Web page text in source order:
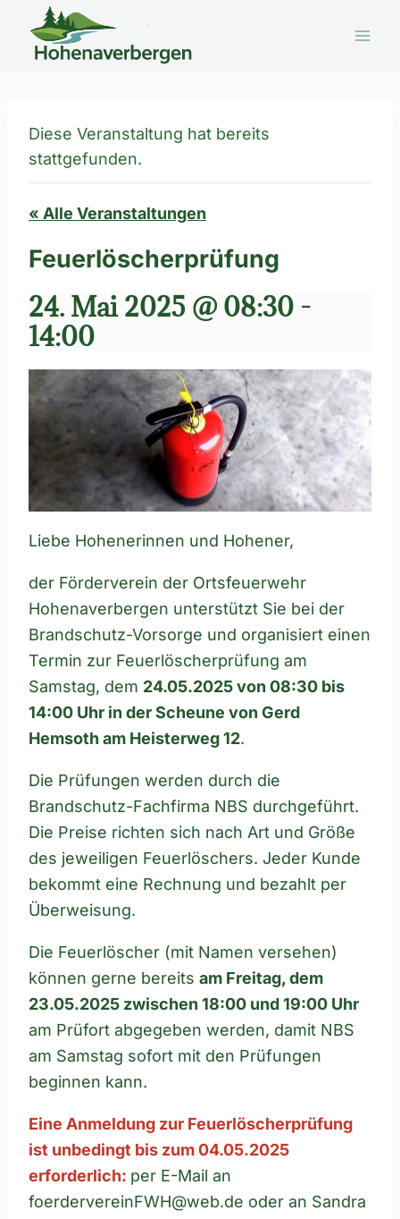
Inhalt
springen
Diese Veranstaltung hat bereits
stattgefunden.
« Alle Veranstaltungen
Feuerlöscherprüfung
24. Mai 2025 @ 08:30 -
14:00
Liebe Hohenerinnen und Hohener,
der Förderverein der Ortsfeuerwehr
Hohenaverbergen unterstützt Sie bei der
Brandschutz-Vorsorge und organisiert einen
Termin zur Feuerlöscherprüfung am
Samstag, dem 24.05.2025 von 08:30 bis
14:00 Uhr in der Scheune von Gerd
Hemsoth am Heisterweg 12.
Die Prüfungen werden durch die
Brandschutz-Fachfirma NBS durchgeführt.
Die Preise richten sich nach Art und Größe
des jeweiligen Feuerlöschers. Jeder Kunde
bekommt eine Rechnung und bezahlt per
Überweisung.
Die Feuerlöscher (mit Namen versehen)
können gerne bereits am Freitag, dem
23.05.2025 zwischen 18:00 und 19:00 Uhr
am Prüfort abgegeben werden, damit NBS
am Samstag sofort mit den Prüfungen
beginnen kann.
Eine Anmeldung zur Feuerlöscherprüfung
ist unbedingt bis zum 04.05.2025
erforderlich: per E-Mail an
foerdervereinFWH@web.de oder an Sandra